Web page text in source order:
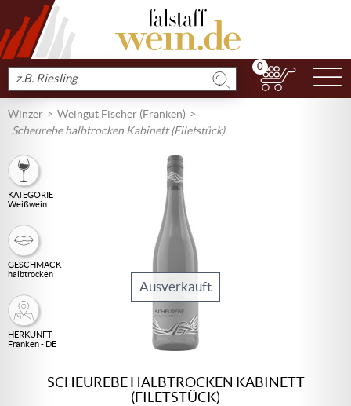
Produkt
suchen
0
Winzer
Weingut Fischer (Franken)
Scheurebe halbtrocken Kabinett (Filetstück)
KATEGORIE
Weißwein
GESCHMACK
halbtrocken
HERKUNFT
Franken - DE
Ausverkauft
SCHEUREBE HALBTROCKEN KABINETT
(FILETSTÜCK)